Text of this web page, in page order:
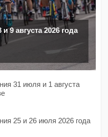
9 августа 2026 года
31 июля и 1 августа
25 и 26 июля 2026 года